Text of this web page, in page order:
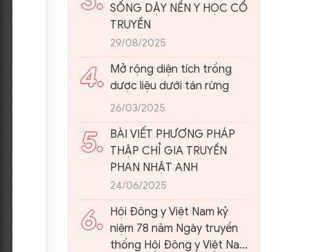
SỐNG DẬY NỀN Y HỌC CỔ
TRUYỀN
29/08/2025
4. Mở rộng diện tích trồng
dược liệu dưới tán rừng
26/03/2025
5. BÀI VIẾT PHƯƠNG PHÁP
THẬP CHỈ GIA TRUYỀN
PHAN NHẬT ANH
24/06/2025
6. Hội Đông y Việt Nam kỷ
niệm 78 năm Ngày truyền
thống Hội Đông y Việt Nam